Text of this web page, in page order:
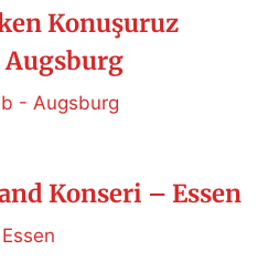
Konuşuruz
- Augsburg
Konseri – Essen